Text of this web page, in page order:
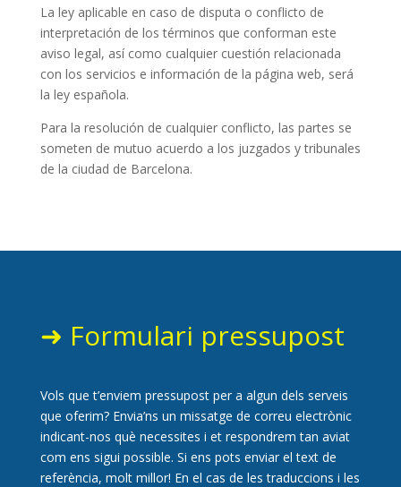
La ley aplicable en caso de disputa o conflicto de
interpretación de los términos que conforman este
aviso legal, así como cualquier cuestión relacionada
con los servicios e información de la página web, será
la ley española.
Para la resolución de cualquier conflicto, las partes se
someten de mutuo acuerdo a los juzgados y tribunales
de la ciudad de Barcelona.
➜ Formulari pressupost
Vols que t’enviem pressupost per a algun dels serveis
que oferim? Envia’ns un missatge de correu electrònic
indicant-nos què necessites i et respondrem tan aviat
com ens sigui possible. Si ens pots enviar el text de
referència, molt millor! En el cas de les traduccions i les